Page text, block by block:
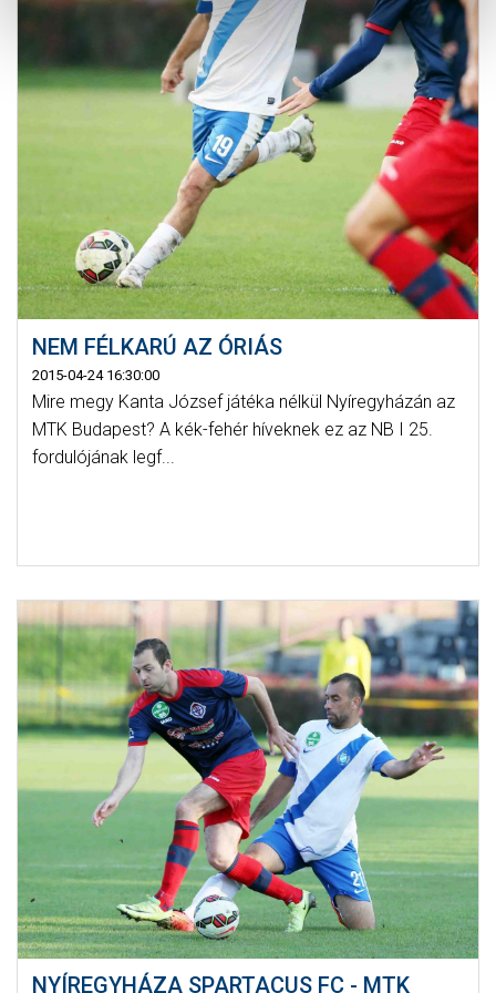
NEM FÉLKARÚ AZ ÓRIÁS
2015-04-24 16:30:00
Mire megy Kanta József játéka nélkül Nyíregyházán az
MTK Budapest? A kék-fehér híveknek ez az NB I 25.
fordulójának legf...
NYÍREGYHÁZA SPARTACUS FC - MTK